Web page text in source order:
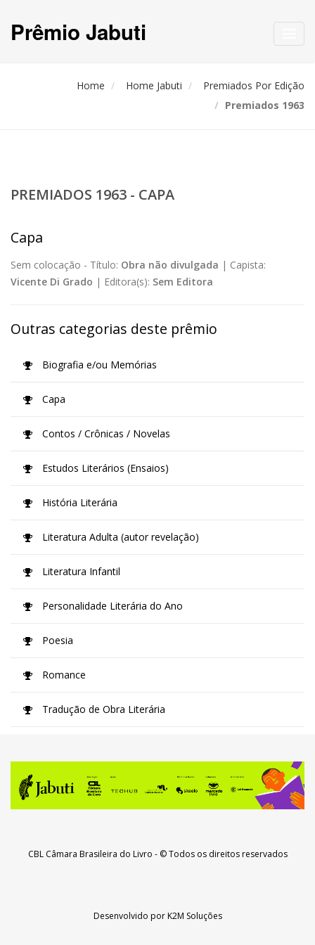
Prêmio Jabuti
Home Home Jabuti
Premiados Por Edição
Premiados 1963
PREMIADOS 1963 - CAPA
Capa
Sem colocação - Título: Obra não divulgada | Capista:
Vicente Di Grado | Editora(s): Sem Editora
Outras categorias deste prêmio
Biografia e/ou Memórias
Capa
Contos / Crônicas / Novelas
Estudos Literários (Ensaios)
História Literária
Literatura Adulta (autor revelação)
Literatura Infantil
Personalidade Literária do Ano
Poesia
Romance
Tradução de Obra Literária
CBL Câmara Brasileira do Livro - © Todos os direitos reservados
Desenvolvido porK2M Soluções